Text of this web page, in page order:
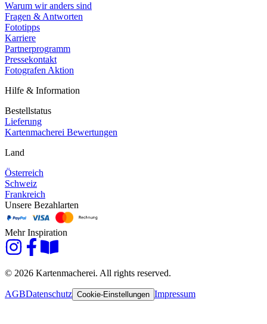
Warum wir anders sind
Fragen & Antworten
Fototipps
Karriere
Partnerprogramm
Pressekontakt
Fotografen Aktion
Hilfe & Information
Bestellstatus
Lieferung
Kartenmacherei Bewertungen
Land
Österreich
Schweiz
Frankreich
Unsere Bezahlarten
Mehr Inspiration
© 2026 Kartenmacherei. All rights reserved.
AGBDatenschutz Cookie-Einstellungen Impressum